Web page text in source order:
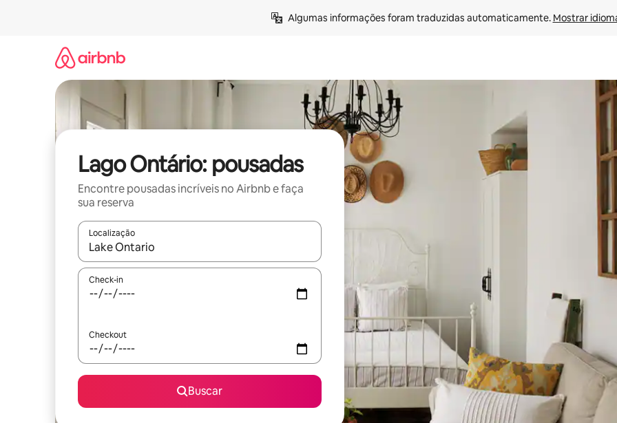
Algumas informações foram traduzidas automaticamente. Mostrar
Lago Ontário: pousadas
Encontre pousadas incríveis no Airbnb e faça
sua reserva
Localização
Quando os resultados estiverem disponíveis, explore-os usando as seta para cima e para baixo do teclado ou tocando
Check-in
Checkout
Buscar